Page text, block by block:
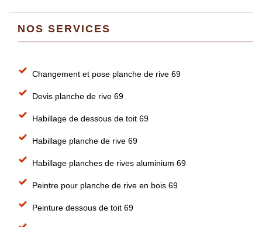
NOS SERVICES
Changement et pose planche de rive 69
Devis planche de rive 69
Habillage de dessous de toit 69
Habillage planche de rive 69
Habillage planches de rives aluminium 69
Peintre pour planche de rive en bois 69
Peinture dessous de toit 69